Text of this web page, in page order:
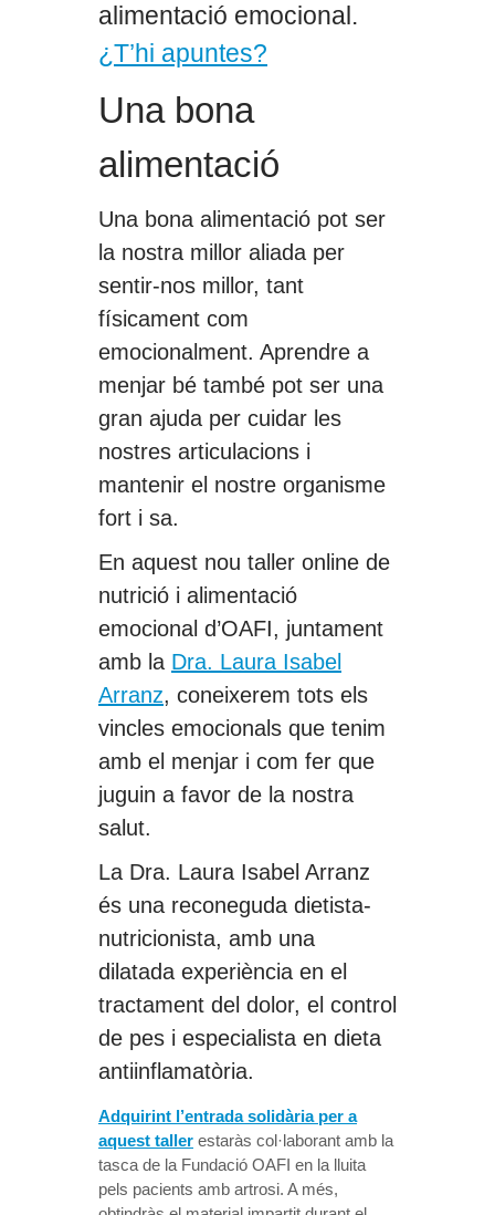
alimentació emocional.
¿T’hi apuntes?
Una bona
alimentació
Una bona alimentació pot ser
la nostra millor aliada per
sentir-nos millor, tant
físicament com
emocionalment. Aprendre a
menjar bé també pot ser una
gran ajuda per cuidar les
nostres articulacions i
mantenir el nostre organisme
fort i sa.
En aquest nou taller online de
nutrició i alimentació
emocional d’OAFI, juntament
amb la Dra. Laura Isabel
Arranz, coneixerem tots els
vincles emocionals que tenim
amb el menjar i com fer que
juguin a favor de la nostra
salut.
La Dra. Laura Isabel Arranz
és una reconeguda dietista-
nutricionista, amb una
dilatada experiència en el
tractament del dolor, el control
de pes i especialista en dieta
antiinflamatòria.
Adquirint l’entrada solidària per a
aquest taller estaràs col·laborant amb la
tasca de la Fundació OAFI en la lluita
pels pacients amb artrosi. A més,